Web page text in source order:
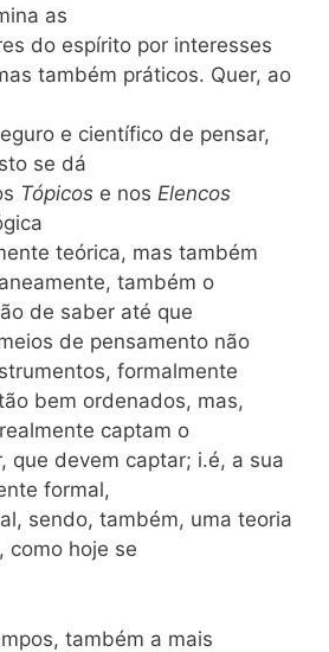
as
do espírito por interesses
também práticos. Quer, ao
e científico de pensar,
se dá
Tópicos e nos Elencos
teórica, mas também
também o
de saber até que
de pensamento não
formalmente
bem ordenados, mas,
captam o
que devem captar; i.é, a sua
formal,
sendo, também, uma teoria
como hoje se
também a mais